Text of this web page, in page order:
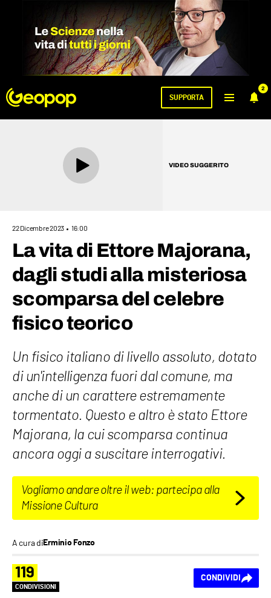
2
SUPPORTA
VIDEO SUGGERITO
22 Dicembre 2023 16:00
La vita di Ettore Majorana,
dagli studi alla misteriosa
scomparsa del celebre
fisico teorico
Un fisico italiano di livello assoluto, dotato
di un'intelligenza fuori dal comune, ma
anche di un carattere estremamente
tormentato. Questo e altro è stato Ettore
Majorana, la cui scomparsa continua
ancora oggi a suscitare interrogativi.
Vogliamo andare oltre il web: partecipa alla
Missione Cultura
A cura diErminio Fonzo
119
CONDIVISIONI
CONDIVIDI